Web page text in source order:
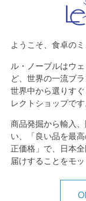
ようこそ、食卓のミ
ル・ノーブルはウ
ど、世界の一流ブ
世界中から選りす
レクトショップです
商品発掘から輸入
い、「良い品を最
正価格」で、日本
届けすることをモ